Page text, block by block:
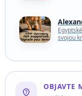
svojou
not_listed_location
OBJAVTE